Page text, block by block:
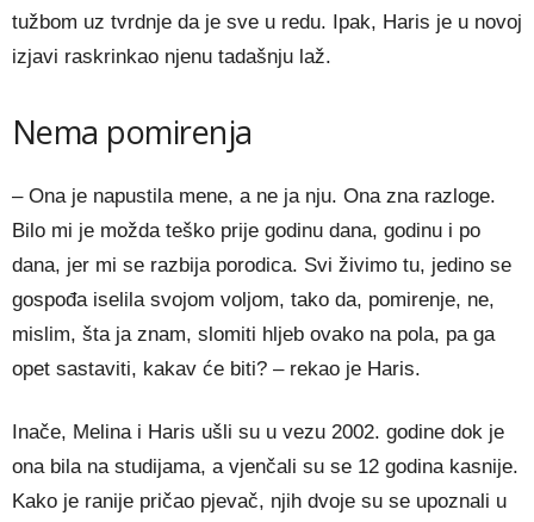
tužbom uz tvrdnje da je sve u redu. Ipak, Haris je u novoj
izjavi raskrinkao njenu tadašnju laž.
Nema pomirenja
– Ona je napustila mene, a ne ja nju. Ona zna razloge.
Bilo mi je možda teško prije godinu dana, godinu i po
dana, jer mi se razbija porodica. Svi živimo tu, jedino se
gospođa iselila svojom voljom, tako da, pomirenje, ne,
mislim, šta ja znam, slomiti hljeb ovako na pola, pa ga
opet sastaviti, kakav će biti? – rekao je Haris.
Inače, Melina i Haris ušli su u vezu 2002. godine dok je
ona bila na studijama, a vjenčali su se 12 godina kasnije.
Kako je ranije pričao pjevač, njih dvoje su se upoznali u